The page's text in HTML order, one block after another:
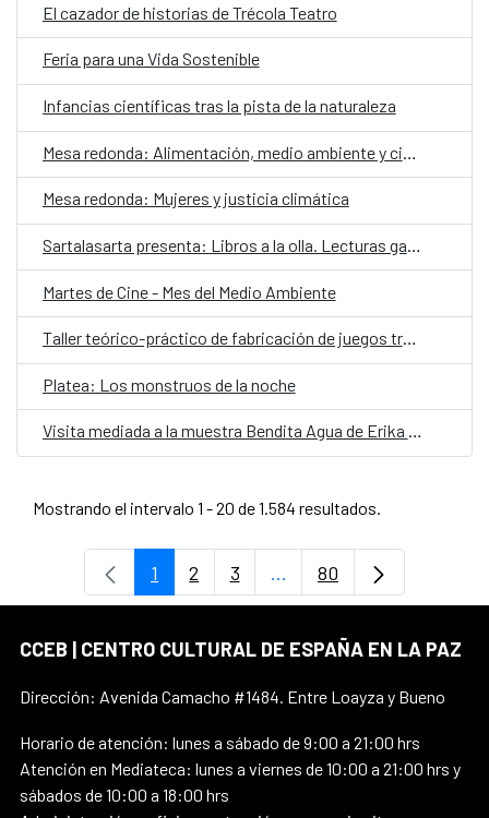
El cazador de historias de Trécola Teatro
Feria para una Vida Sostenible
Infancias científicas tras la pista de la naturaleza
Mesa redonda: Mujeres y justicia climática
Sartalasarta presenta: Libros a la olla. Lecturas gastronómicas a domicilio
Martes de Cine - Mes del Medio Ambiente
Taller teórico-práctico de fabricación de juegos tradicionales
Platea: Los monstruos de la noche
Visita mediada a la muestra Bendita Agua de Erika Ewel
Mostrando el intervalo 1 - 20 de 1.584 resultados.
Página
1 Página
2 Página
3 ...Páginas intermedias
Página
80
CCEB | CENTRO CULTURAL DE ESPAÑA EN LA PAZ
Dirección: Avenida Camacho #1484. Entre Loayza y Bueno
Horario de atención: lunes a sábado de 9:00 a 21:00 hrs
Atención en Mediateca: lunes a viernes de 10:00 a 21:00 hrs y
sábados de 10:00 a 18:00 hrs